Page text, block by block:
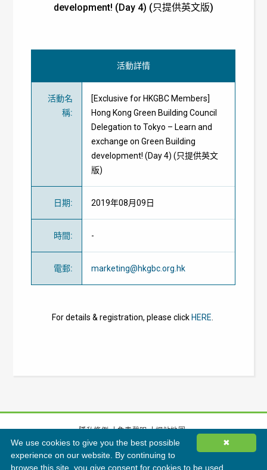
development! (Day 4) (只提供英文版)
活動詳情
活動名
稱:
[Exclusive for HKGBC Members]
Hong Kong Green Building Council
Delegation to Tokyo – Learn and
exchange on Green Building
development! (Day 4) (只提供英文
版)
日期: 2019年08月09日
時間: -
電郵: marketing@hkgbc.org.hk
For details & registration, please click HERE
隱私條例 免責聲明
網站地圖
©2026香港綠色建築議會有限公司版權所有 ✖
We use cookies to give you the best possible
experience on our website. By continuing to
browse this site, you give consent for cookies to be used.